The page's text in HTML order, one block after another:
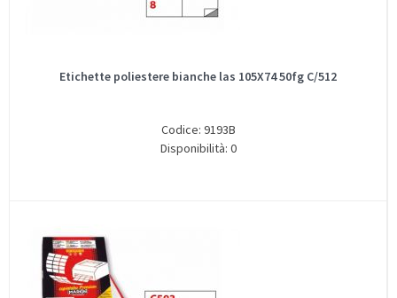
Etichette poliestere bianche las 105X74 50fg C/512
Codice: 9193B
Disponibilità: 0